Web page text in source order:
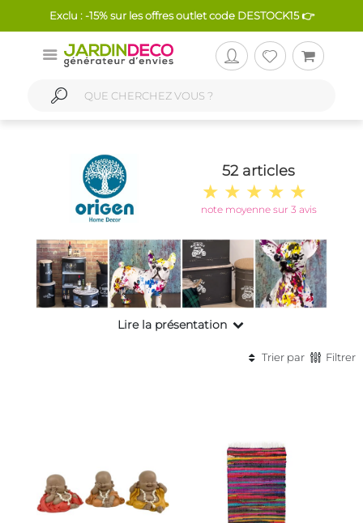
Exclu : -15% sur les offres outlet code DESTOCK15 👉
52 articles
note moyenne sur 3 avis
Lire la présentation
Trier par Filtrer